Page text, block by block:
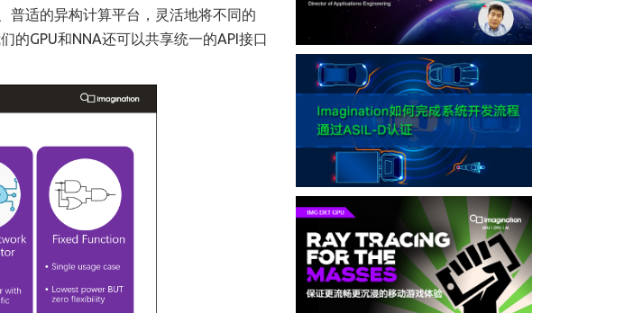
普适的异构计算平台，灵活地将不同的
的GPU和NNA还可以共享统一的API接口